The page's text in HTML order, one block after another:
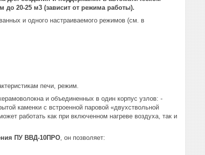
20-25 м3 (зависит от режима работы).
и одного настраиваемого режимов (см. в
печи, режим.
и объединенных в один корпус узлов: -
каменки с встроенной паровой «двухствольной
работать как при включенном нагреве воздуха, так и
ПУ ВВД-10ПРО, он позволяет: